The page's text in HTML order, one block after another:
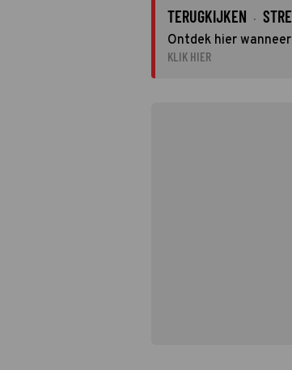
TERUGKIJKEN ·
Ontdek hier
KLIK HIER